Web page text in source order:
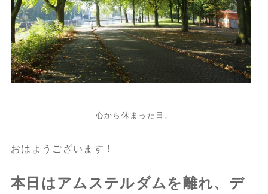
心から休まった日。
おはようございます！
本日はアムステルダムを離れ、デ